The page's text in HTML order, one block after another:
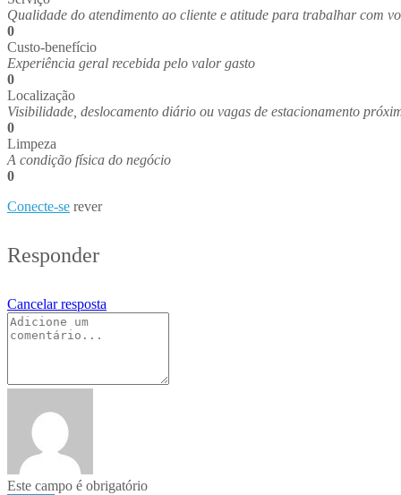
Qualidade do atendimento ao cliente e atitude para trabalhar com
0
Custo-benefício
Experiência geral recebida pelo valor gasto
0
Localização
Visibilidade, deslocamento diário ou vagas de estacionamento
0
Limpeza
A condição física do negócio
0
Conecte-se rever
Responder
Cancelar resposta
Este campo é obrigatório